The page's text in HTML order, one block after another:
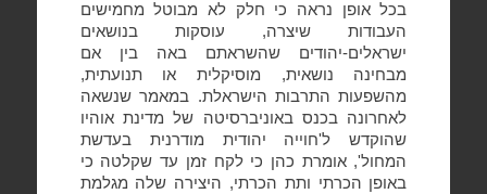
בכל אופן נראה כי חלק לא מבוטל מחמישים
העבודות שיצרה, עוסקות בנושאים
ישראלים-יהודים שהשראתם באה בין אם
מבחינה נושאית, מוסיקלית או תנועתית,
מהשפעות התרבות הישראלת. במאמר שנשאה
לאחרונה בכנס באוניברסיטה של מדינת אוהיו
שהוקדש ל'חוייה יהודית מודרנית בעדשת
המחול', אומרת כהן כי לקח זמן עד שקלטה כי
באופן הכרתי ותת הכרתי, היצירה שלה מגלמת